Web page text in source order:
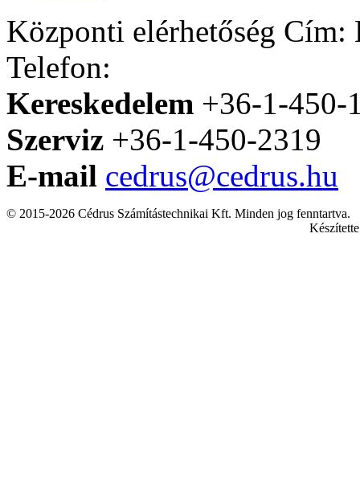
Központi elérhetőség Cím:
Telefon:
Kereskedelem +36-1-450-
Szerviz +36-1-450-2319
E-mail cedrus@cedrus.hu
© 2015-2026 Cédrus Számítástechnikai Kft. Minden jog fenntartva.